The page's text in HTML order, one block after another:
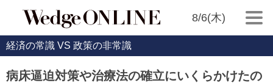
8/6(木)
経済の常識 VS 政策の非常識
病床逼迫対策や治療法の確立にいくらかけたの